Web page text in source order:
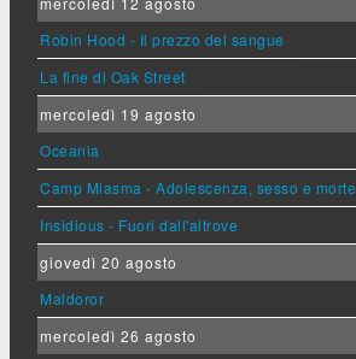
Robin Hood - Il prezzo del sangue
La fine di Oak Street
mercoledì 19 agosto
Oceania
Camp Miasma - Adolescenza, sesso e morte
Insidious - Fuori dall'altrove
giovedì 20 agosto
Maldoror
mercoledì 26 agosto